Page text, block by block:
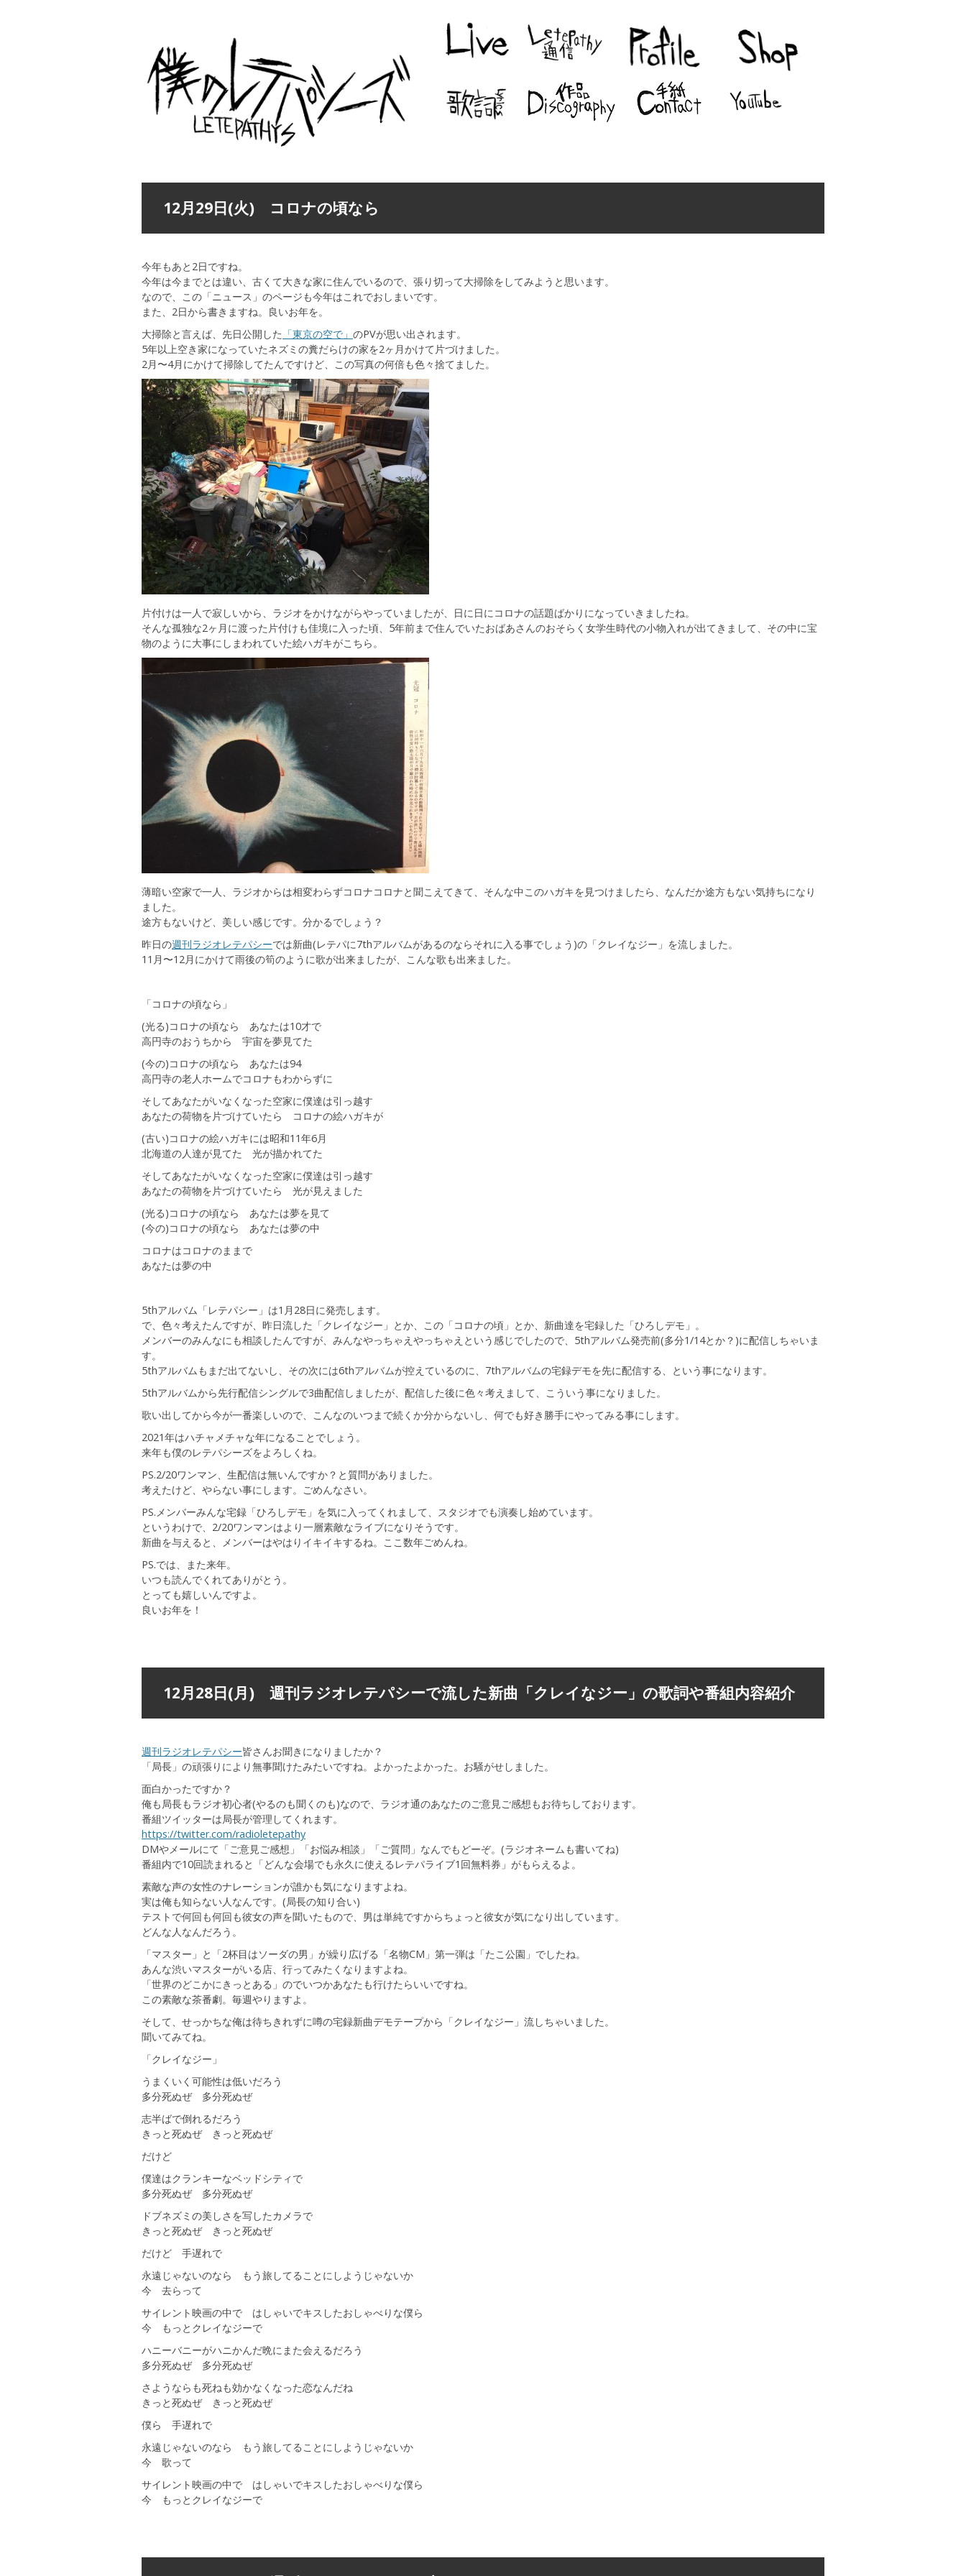
12月29日(火) コロナの頃なら
今年もあと2日ですね。
今年は今までとは違い、古くて大きな家に住んでいるので、張り切って大掃除をしてみようと思います。
なので、この「ニュース」のページも今年はこれでおしまいです。
また、2日から書きますね。良いお年を。
大掃除と言えば、先日公開した 「東京の空で」 のPVが思い出されます。
5年以上空き家になっていたネズミの糞だらけの家を2ヶ月かけて片づけました。
2月〜4月にかけて掃除してたんですけど、この写真の何倍も色々捨てました。
片付けは一人で寂しいから、ラジオをかけながらやっていましたが、日に日にコロナの話題ばかりになっていきましたね。
そんな孤独な2ヶ月に渡った片付けも佳境に入った頃、5年前まで住んでいたおばあさんのおそらく女学生時代の小物入れが出てきまして、その中に宝
物のように大事にしまわれていた絵ハガキがこちら。
薄暗い空家で一人、ラジオからは相変わらずコロナコロナと聞こえてきて、そんな中このハガキを見つけましたら、なんだか途方もない気持ちになり
ました。
途方もないけど、美しい感じです。分かるでしょう？
昨日の週刊ラジオレテパシーでは新曲(レテパに7thアルバムがあるのならそれに入る事でしょう)の「クレイなジー」を流しました。
11月〜12月にかけて雨後の筍のように歌が出来ましたが、こんな歌も出来ました。
「コロナの頃なら」
(光る)コロナの頃なら あなたは10才で
高円寺のおうちから 宇宙を夢見てた
(今の)コロナの頃なら あなたは94
高円寺の老人ホームでコロナもわからずに
そしてあなたがいなくなった空家に僕達は引っ越す
あなたの荷物を片づけていたら コロナの絵ハガキが
(古い)コロナの絵ハガキには昭和11年6月
北海道の人達が見てた 光が描かれてた
そしてあなたがいなくなった空家に僕達は引っ越す
あなたの荷物を片づけていたら 光が見えました
(光る)コロナの頃なら あなたは夢を見て
(今の)コロナの頃なら あなたは夢の中
コロナはコロナのままで
あなたは夢の中
5thアルバム「レテパシー」は1月28日に発売します。
で、色々考えたんですが、昨日流した「クレイなジー」とか、この「コロナの頃」とか、新曲達を宅録した「ひろしデモ」。
メンバーのみんなにも相談したんですが、みんなやっちゃえやっちゃえという感じでしたので、5thアルバム発売前(多分1/14とか？)に配信しちゃいま
す。
5thアルバムもまだ出てないし、その次には6thアルバムが控えているのに、7thアルバムの宅録デモを先に配信する、という事になります。
5thアルバムから先行配信シングルで3曲配信しましたが、配信した後に色々考えまして、こういう事になりました。
歌い出してから今が一番楽しいので、こんなのいつまで続くか分からないし、何でも好き勝手にやってみる事にします。
2021年はハチャメチャな年になることでしょう。
来年も僕のレテパシーズをよろしくね。
PS.2/20ワンマン、生配信は無いんですか？と質問がありました。
考えたけど、やらない事にします。ごめんなさい。
PS.メンバーみんな宅録「ひろしデモ」を気に入ってくれまして、スタジオでも演奏し始めています。
というわけで、2/20ワンマンはより一層素敵なライブになりそうです。
新曲を与えると、メンバーはやはりイキイキするね。ここ数年ごめんね。
PS.では、また来年。
いつも読んでくれてありがとう。
とっても嬉しいんですよ。
良いお年を！
12月28日(月) 週刊ラジオレテパシーで流した新曲「クレイなジー」の歌詞や番組内容紹介
週刊ラジオレテパシー皆さんお聞きになりましたか？
「局長」の頑張りにより無事聞けたみたいですね。よかったよかった。お騒がせしました。
面白かったですか？
俺も局長もラジオ初心者(やるのも聞くのも)なので、ラジオ通のあなたのご意見ご感想もお待ちしております。
番組ツイッターは局長が管理してくれます。
https://twitter.com/radioletepathy
DMやメールにて「ご意見ご感想」「お悩み相談」「ご質問」なんでもどーぞ。(ラジオネームも書いてね)
番組内で10回読まれると「どんな会場でも永久に使えるレテパライブ1回無料券」がもらえるよ。
素敵な声の女性のナレーションが誰かも気になりますよね。
実は俺も知らない人なんです。(局長の知り合い)
テストで何回も何回も彼女の声を聞いたもので、男は単純ですからちょっと彼女が気になり出しています。
どんな人なんだろう。
「マスター」と「2杯目はソーダの男」が繰り広げる「名物CM」第一弾は「たこ公園」でしたね。
あんな渋いマスターがいる店、行ってみたくなりますよね。
「世界のどこかにきっとある」のでいつかあなたも行けたらいいですね。
この素敵な茶番劇。毎週やりますよ。
そして、せっかちな俺は待ちきれずに噂の宅録新曲デモテープから「クレイなジー」流しちゃいました。
聞いてみてね。
「クレイなジー」
うまくいく可能性は低いだろう
多分死ぬぜ 多分死ぬぜ
志半ばで倒れるだろう
きっと死ぬぜ きっと死ぬぜ
だけど
僕達はクランキーなベッドシティで
多分死ぬぜ 多分死ぬぜ
ドブネズミの美しさを写したカメラで
きっと死ぬぜ きっと死ぬぜ
だけど 手遅れで
永遠じゃないのなら もう旅してることにしようじゃないか
今 去らって
サイレント映画の中で はしゃいでキスしたおしゃべりな僕ら
今 もっとクレイなジーで
ハニーバニーがハニかんだ晩にまた会えるだろう
多分死ぬぜ 多分死ぬぜ
さようならも死ねも効かなくなった恋なんだね
きっと死ぬぜ きっと死ぬぜ
僕ら 手遅れで
永遠じゃないのなら もう旅してることにしようじゃないか
今 歌って
サイレント映画の中で はしゃいでキスしたおしゃべりな僕ら
今 もっとクレイなジーで